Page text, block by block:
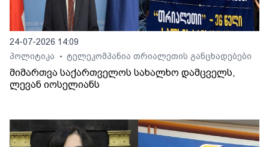
24-07-2026 14:09
პოლიტიკა
• ტელეკომპანია თრიალეთის განცხადებები
მიმართვა საქართველოს სახალხო დამცველს,
ლევან იოსელიანს